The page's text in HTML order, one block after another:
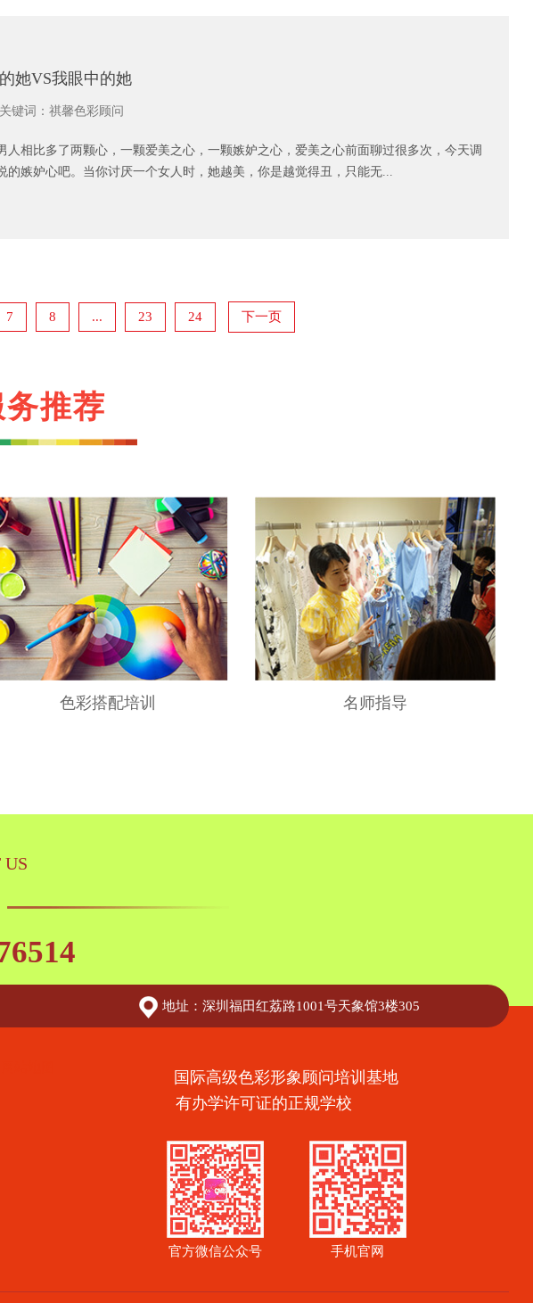
她VS我眼中的她
关键词：祺馨色彩顾问
相比多了两颗心，一颗爱美之心，一颗嫉妒之心，爱美之心前面聊过很多次，今天调
的嫉妒心吧。当你讨厌一个女人时，她越美，你是越觉得丑，只能无...
7 8 ... 23 24 下一页
推荐
色彩搭配培训 名师指导
US
地址：深圳福田红荔路1001号天象馆3楼305
国际高级色彩形象顾问培训基地
有办学许可证的正规学校
官方微信公众号 手机官网